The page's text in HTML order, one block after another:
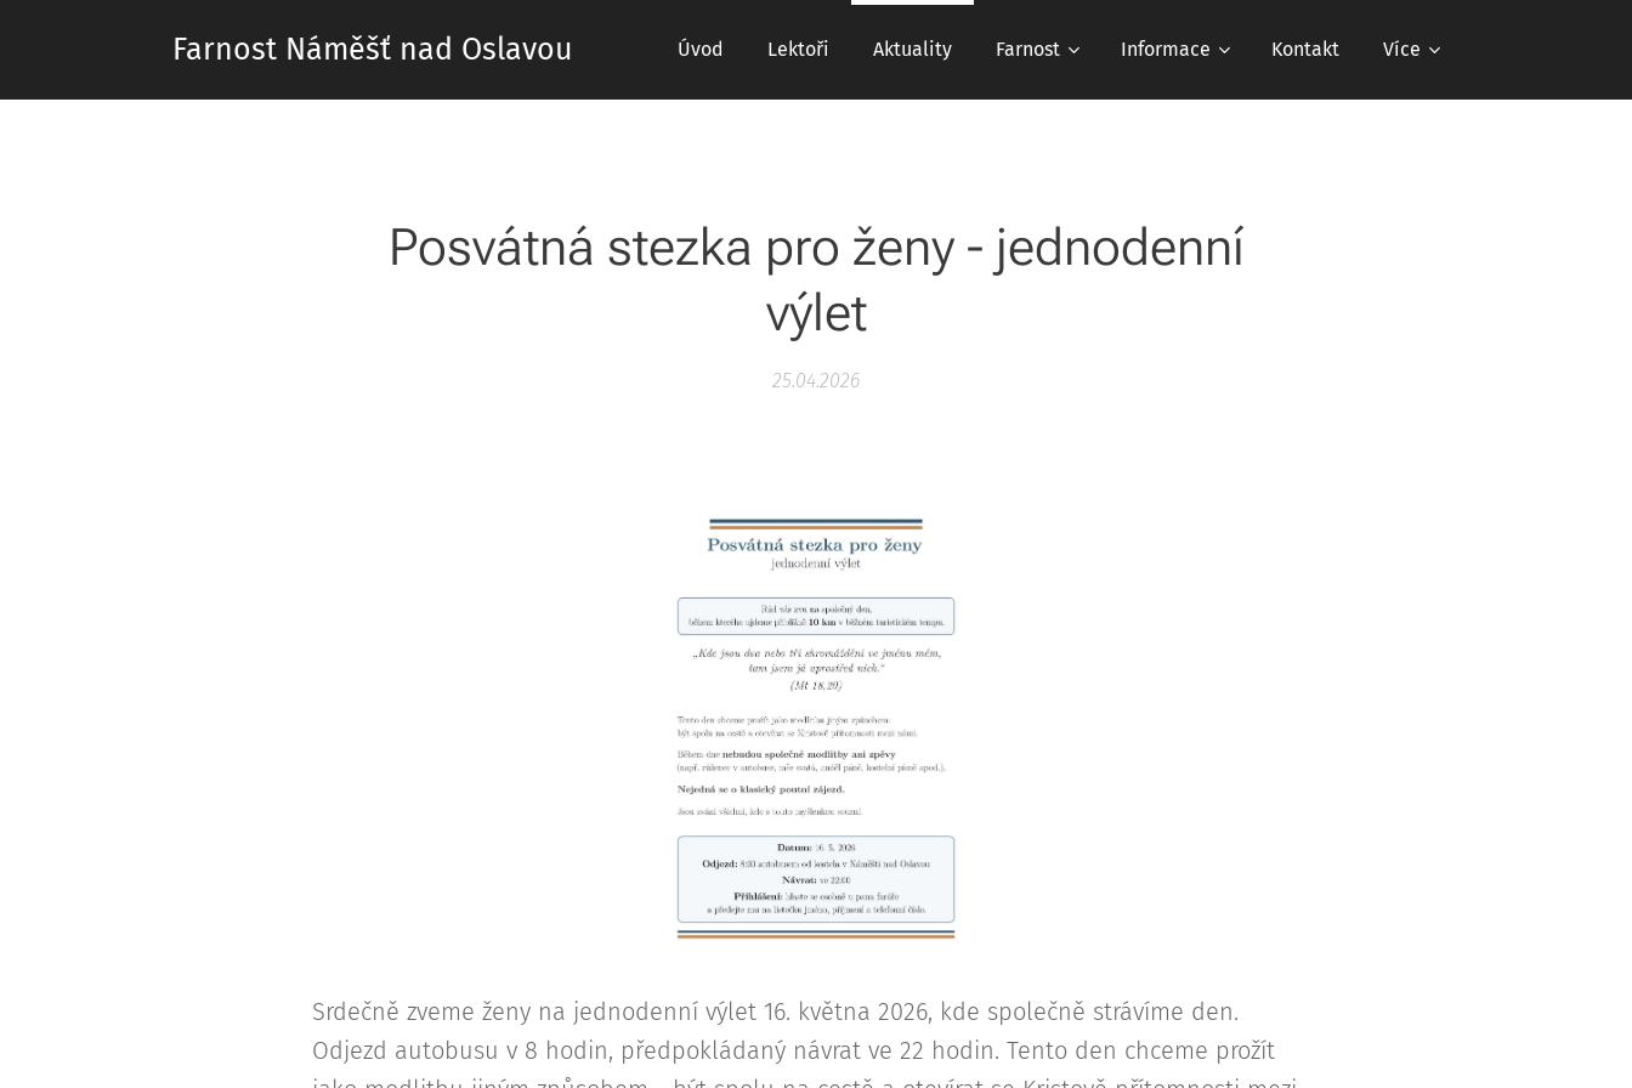
Farnost Náměšť nad Oslavou Úvod Lektoři Aktuality Farnost Informace Kontakt Více
Posvátná stezka pro ženy - jednodenní
výlet
25.04.2026
Srdečně zveme ženy na jednodenní výlet 16. května 2026, kde společně strávíme den.
Odjezd autobusu v 8 hodin, předpokládaný návrat ve 22 hodin. Tento den chceme prožít